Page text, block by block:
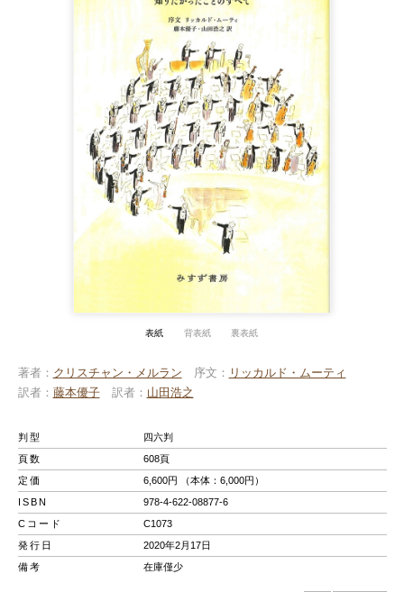
表紙 背表紙 裏表紙
著者 クリスチャン・メルラン 序文
リッカルド・ムーティ
訳者
藤本優子 訳者 山田浩之
判型
四六判
頁数
608頁
定価
6,600円 （本体：6,000円）
ISBN
978-4-622-08877-6
Cコード
C1073
発行日
2020年2月17日
備考
在庫僅少